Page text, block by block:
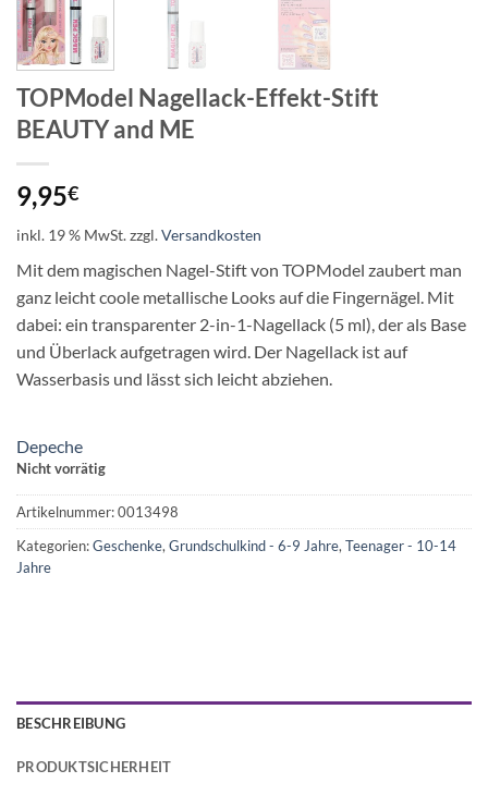
TOPModel Nagellack-Effekt-Stift
BEAUTY and ME
9,95€
inkl. 19 % MwSt.zzgl.Versandkosten
Mit dem magischen Nagel-Stift von TOPModel zaubert man
ganz leicht coole metallische Looks auf die Fingernägel. Mit
dabei: ein transparenter 2-in-1-Nagellack (5 ml), der als Base
und Überlack aufgetragen wird. Der Nagellack ist auf
Wasserbasis und lässt sich leicht abziehen.
Depeche
Nicht vorrätig
Artikelnummer:0013498
Kategorien:Geschenke, Grundschulkind - 6-9 Jahre, Teenager - 10-14
Jahre
BESCHREIBUNG
PRODUKTSICHERHEIT